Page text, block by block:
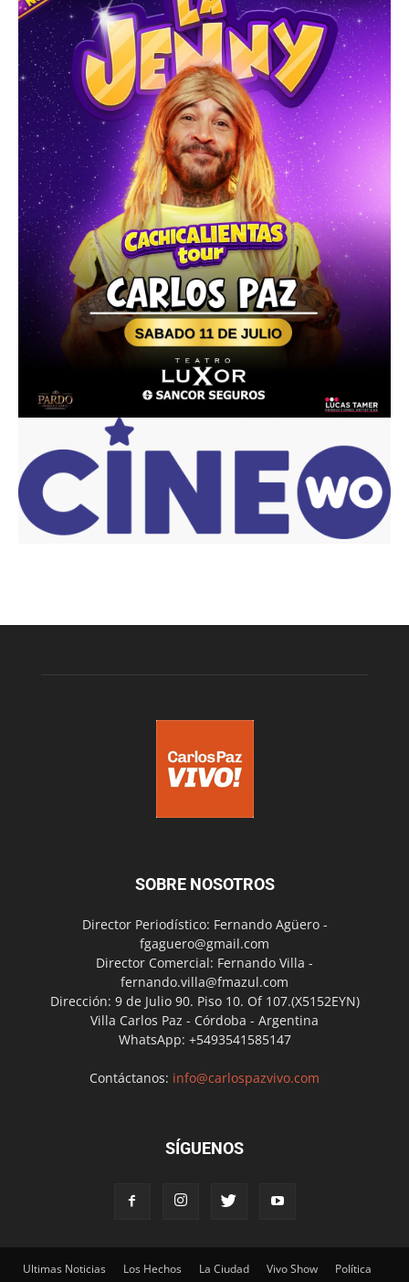
SOBRE NOSOTROS
Director Periodístico: Fernando Agüero -
fgaguero@gmail.com
Director Comercial: Fernando Villa -
fernando.villa@fmazul.com
Dirección: 9 de Julio 90. Piso 10. Of 107.(X5152EYN)
Villa Carlos Paz - Córdoba - Argentina
WhatsApp: +5493541585147
Contáctanos: info@carlospazvivo.com
SÍGUENOS
Ultimas Noticias Los Hechos La Ciudad Vivo Show
Política